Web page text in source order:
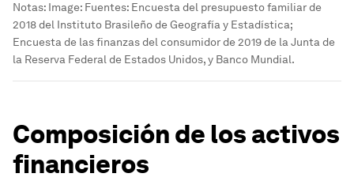
Notas: Image: Fuentes: Encuesta del presupuesto familiar de
2018 del Instituto Brasileño de Geografía y Estadística;
Encuesta de las finanzas del consumidor de 2019 de la Junta de
la Reserva Federal de Estados Unidos, y Banco Mundial.
Composición de los activos
financieros